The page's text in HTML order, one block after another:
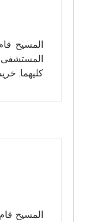
المسيح
المستشفى
كليهما.
المسيح